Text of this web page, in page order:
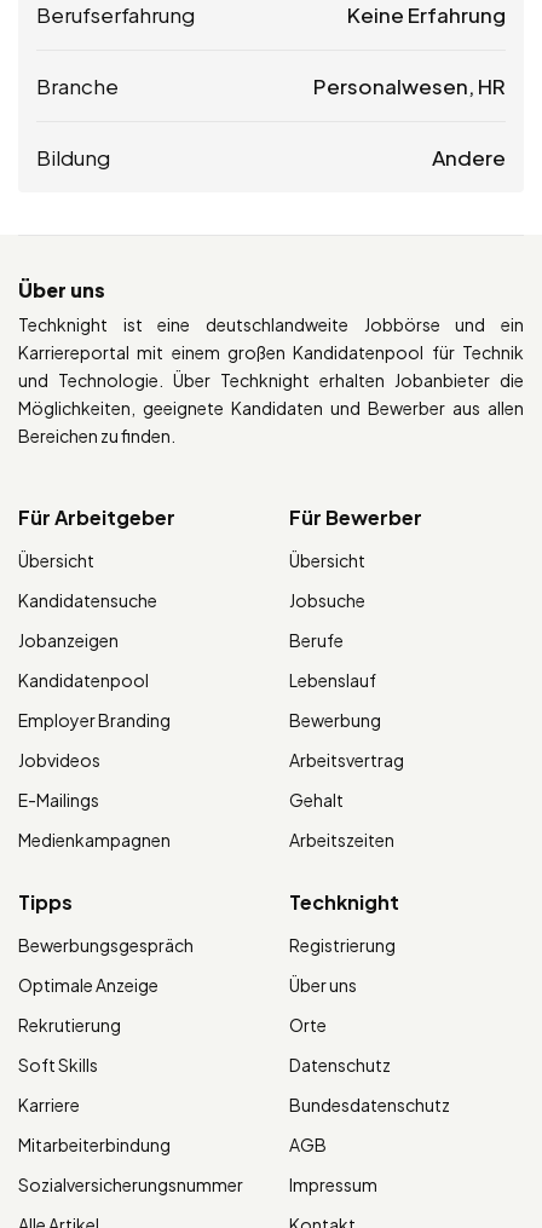
Berufserfahrung Keine Erfahrung
Branche Personalwesen, HR
Bildung Andere
Über uns
Techknight ist eine deutschlandweite Jobbörse und ein
Karriereportal mit einem großen Kandidatenpool für Technik
und Technologie. Über Techknight erhalten Jobanbieter die
Möglichkeiten, geeignete Kandidaten und Bewerber aus allen
Bereichen zu finden.
Für Arbeitgeber
Übersicht
Kandidatensuche
Jobanzeigen
Kandidatenpool
Employer Branding
Jobvideos
E-Mailings
Medienkampagnen
Für Bewerber
Übersicht
Jobsuche
Berufe
Lebenslauf
Bewerbung
Arbeitsvertrag
Gehalt
Arbeitszeiten
Tipps
Bewerbungsgespräch
Optimale Anzeige
Rekrutierung
Soft Skills
Karriere
Mitarbeiterbindung
Sozialversicherungsnummer
Techknight
Registrierung
Über uns
Orte
Datenschutz
Bundesdatenschutz
AGB
Impressum